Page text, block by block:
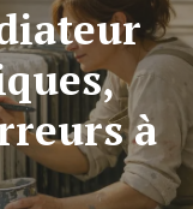
à